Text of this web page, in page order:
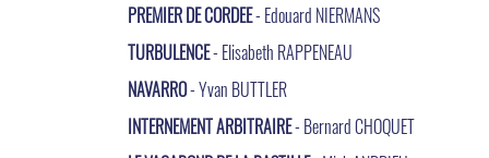
PREMIER DE CORDEE- Edouard NIERMANS
TURBULENCE- Elisabeth RAPPENEAU
NAVARRO- Yvan BUTTLER
INTERNEMENT ARBITRAIRE- Bernard CHOQUET